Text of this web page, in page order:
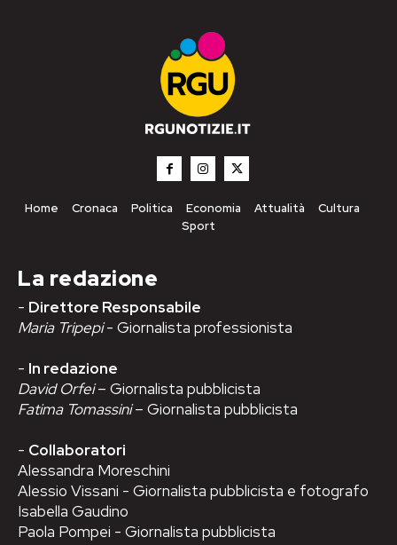
Home Cronaca Politica Economia Attualità
Cultura
Sport
La redazione
- Direttore Responsabile
Maria Tripepi- Giornalista professionista
- In redazione
David Orfei– Giornalista pubblicista
Fatima Tomassini– Giornalista pubblicista
- Collaboratori
Alessandra Moreschini
Alessio Vissani - Giornalista pubblicista e fotografo
Isabella Gaudino
Paola Pompei - Giornalista pubblicista